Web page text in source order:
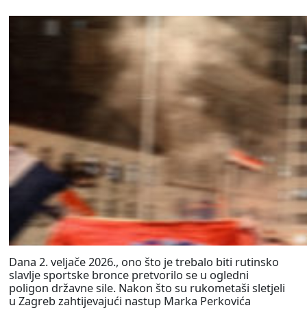
Dana 2. veljače 2026., ono što je trebalo biti rutinsko
slavlje sportske bronce pretvorilo se u ogledni
poligon državne sile. Nakon što su rukometaši sletjeli
u Zagreb zahtijevajući nastup Marka Perkovića